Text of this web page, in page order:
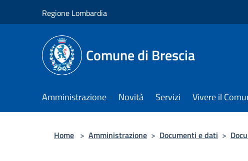
Regione Lombardia
Comune di Brescia
Amministrazione Novità Servizi Vivere il
Home > Amministrazione > Documenti e dati >